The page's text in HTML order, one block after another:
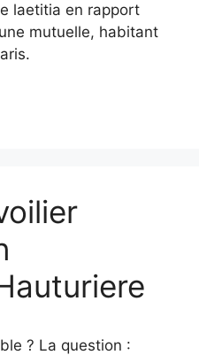
laetitia en rapport
mutuelle, habitant
? La question :